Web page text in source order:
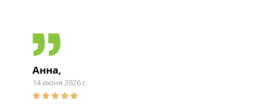
Анна,
14 июня 2026 г.